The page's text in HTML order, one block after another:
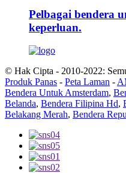
Pelbagai bendera
keperluan.
© Hak Cipta - 2010-2022:
Produk Panas - Peta Laman -
Bendera Untuk Amsterdam,
Belanda, Bendera Filipina Hd,
Belakang Merah, Bendera